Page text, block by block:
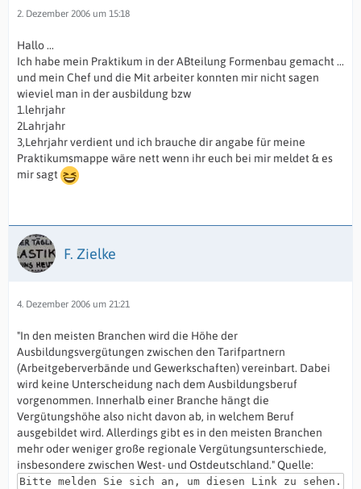
2. Dezember 2006 um 15:18
Hallo ...
Ich habe mein Praktikum in der ABteilung Formenbau gemacht ...
und mein Chef und die Mit arbeiter konnten mir nicht sagen
wieviel man in der ausbildung bzw
1.lehrjahr
2Lahrjahr
3,Lehrjahr verdient und ich brauche dir angabe für meine
Praktikumsmappe wäre nett wenn ihr euch bei mir meldet & es
mir sagt
F. Zielke
4. Dezember 2006 um 21:21
"In den meisten Branchen wird die Höhe der
Ausbildungsvergütungen zwischen den Tarifpartnern
(Arbeitgeberverbände und Gewerkschaften) vereinbart. Dabei
wird keine Unterscheidung nach dem Ausbildungsberuf
vorgenommen. Innerhalb einer Branche hängt die
Vergütungshöhe also nicht davon ab, in welchem Beruf
ausgebildet wird. Allerdings gibt es in den meisten Branchen
mehr oder weniger große regionale Vergütungsunterschiede,
insbesondere zwischen West- und Ostdeutschland." Quelle:
Bitte melden Sie sich an, um diesen Link zu sehen.